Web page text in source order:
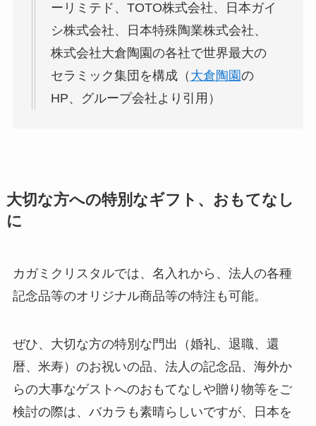
ーリミテド、TOTO株式会社、日本ガイ
シ株式会社、日本特殊陶業株式会社、
株式会社大倉陶園の各社で世界最大の
セラミック集団を構成（ 大倉陶園の
HP、グループ会社より引用）
大切な方への特別なギフト、おもてなし
に
カガミクリスタルでは、名入れから、法人の各種
記念品等のオリジナル商品等の特注も可能。
ぜひ、大切な方の特別な門出（婚礼、退職、還
暦、米寿）のお祝いの品、法人の記念品、海外か
らの大事なゲストへのおもてなしや贈り物等をご
検討の際は、バカラも素晴らしいですが、日本を